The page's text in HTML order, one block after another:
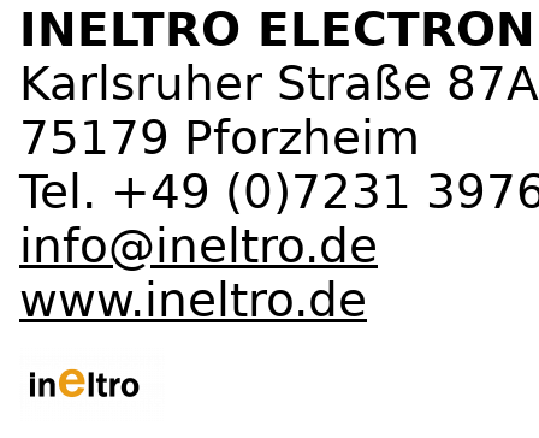
INELTRO
Karlsruher Straße 87A
75179 Pforzheim
Tel. +49 (0)7231
info@ineltro.de
www.ineltro.de